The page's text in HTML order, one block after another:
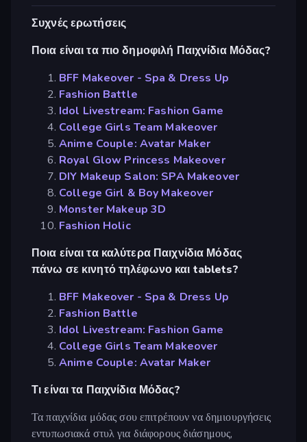
Συχνές ερωτήσεις
Ποια είναι τα πιο δημοφιλή Παιχνίδια Μόδας?
BFF Makeover - Spa & Dress Up
Fashion Battle
Idol Livestream: Fashion Game
College Girls Team Makeover
Anime Couple: Avatar Maker
Royal Glow Princess Makeover
DIY Makeup Salon: SPA Makeover
College Girl & Boy Makeover
Monster Makeup 3D
Fashion Holic
Ποια είναι τα καλύτερα Παιχνίδια Μόδας
πάνω σε κινητό τηλέφωνο και tablets?
BFF Makeover - Spa & Dress Up
Fashion Battle
Idol Livestream: Fashion Game
College Girls Team Makeover
Anime Couple: Avatar Maker
Τι είναι τα Παιχνίδια Μόδας?
Τα παιχνίδια μόδας σου επιτρέπουν να δημιουργήσεις
εντυπωσιακά στυλ για διάφορους διάσημους,